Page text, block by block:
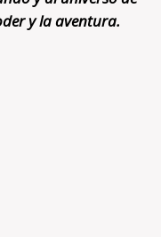
y la aventura.